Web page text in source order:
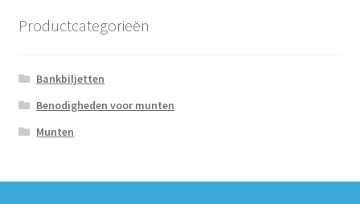
Productcategorieën
Bankbiljetten
Benodigheden voor munten
Munten